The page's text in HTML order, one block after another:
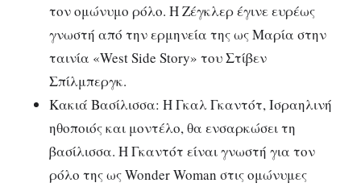
τον ομώνυμο ρόλο. Η Ζέγκλερ έγινε ευρέως
γνωστή από την ερμηνεία της ως Μαρία στην
ταινία «West Side Story» του Στίβεν
Σπίλμπεργκ.
Κακιά Βασίλισσα: Η Γκαλ Γκαντότ, Ισραηλινή
ηθοποιός και μοντέλο, θα ενσαρκώσει τη
βασίλισσα. Η Γκαντότ είναι γνωστή για τον
ρόλο της ως Wonder Woman στις ομώνυμες